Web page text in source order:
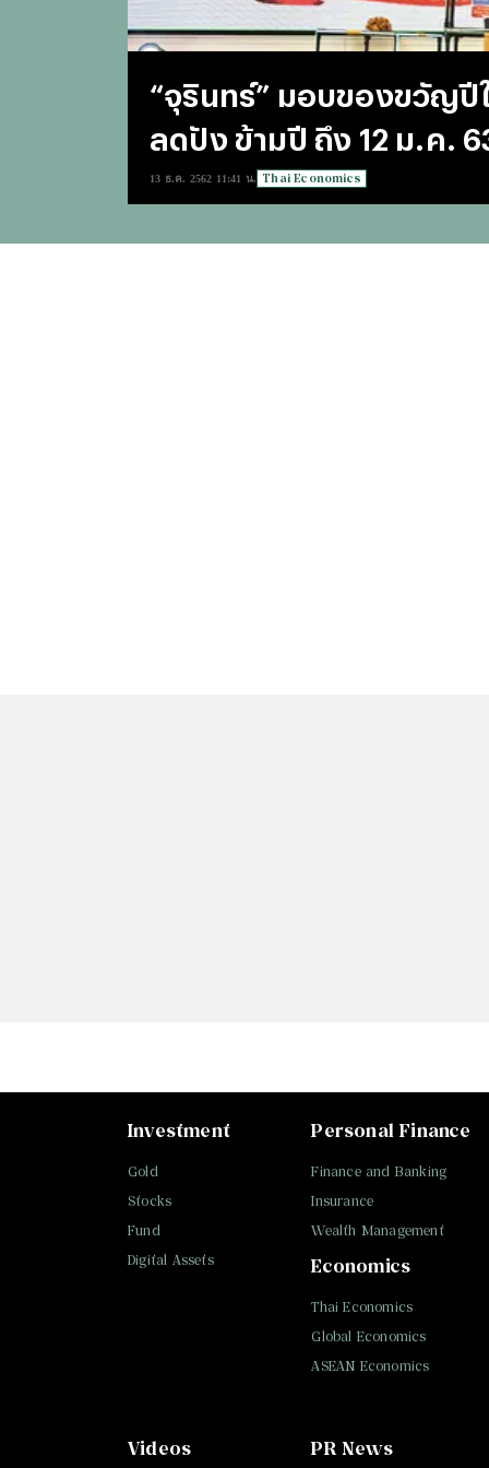
“จุรินทร์” มอบของขวัญ
ลดปัง ข้ามปี ถึง 12 ม.ค.
13 ธ.ค. 2562 11:41 น. Thai Economics
Investment
Gold
Stocks
Fund
Digital Assets
Personal Finance
Finance and Banking
Insurance
Wealth Management
Economics
Thai Economics
Global Economics
ASEAN Economics
Videos PR News